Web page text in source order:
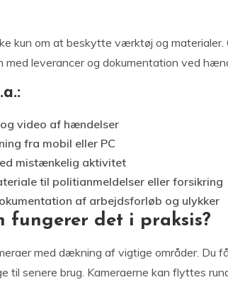
kun om at beskytte værktøj og
med leverancer og dokumentation ved
video af hændelser
fra mobil eller PC
mistænkelig aktivitet
til politianmeldelser eller forsikring
af arbejdsforløb og ulykker
fungerer det i praksis?
med dækning af vigtige områder. Du
til senere brug. Kameraerne kan flyttes